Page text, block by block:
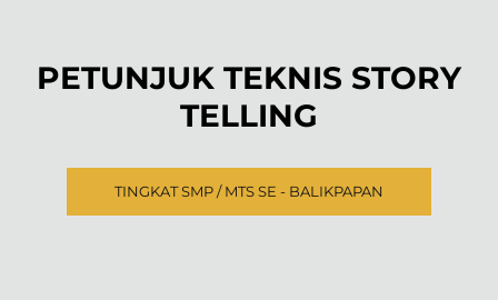
PETUNJUK TEKNIS STORY
TELLING
TINGKAT SMP / MTS SE - BALIKPAPAN